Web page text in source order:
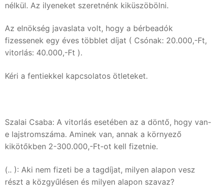
nélkül. Az ilyeneket szeretnénk kiküszöbölni.
Az elnökség javaslata volt, hogy a bérbeadók
fizessenek egy éves többlet díjat ( Csónak: 20.000,-Ft,
vitorlás: 40.000,-Ft ).
Kéri a fentiekkel kapcsolatos ötleteket.
Szalai Csaba: A vitorlás esetében az a döntő, hogy van-
e lajstromszáma. Aminek van, annak a környező
kikötőkben 2-300.000,-Ft-ot kell fizetnie.
(.. ): Aki nem fizeti be a tagdíjat, milyen alapon vesz
részt a közgyűlésen és milyen alapon szavaz?